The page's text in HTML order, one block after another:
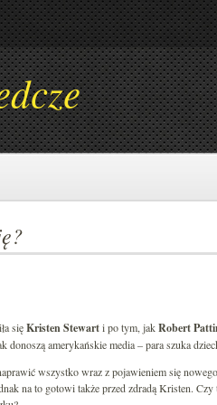
sięKristen Stewarti po tym, jakRobert
donoszą amerykańskie media – para szuka
wszystko wraz z pojawieniem się
na to gotowi także przed zdradą Kristen.